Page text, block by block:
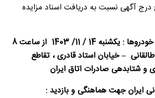
درج آگهی نسبت به دریافت اسناد مزایده
محل و زمان بازدید خودروها : یکشنبه 14 / 11/ 1403 از ساعت 8
طالقانی – خیابان استاد قادری ، تقاطع
و شتابدهی صادرات اتاق ایران
ایرانجهت هماهنگی و بازدید :